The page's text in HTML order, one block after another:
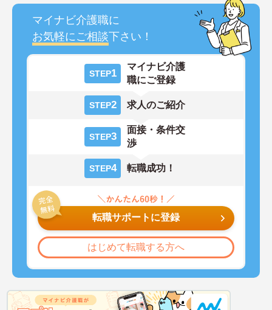
マイナビ介護職に
お気軽にご相談下さい！
STEP1
マイナビ介護
職にご登録
STEP2 求人のご紹介
STEP3
面接・条件交
渉
STEP4 転職成功！
転職サポートに登録
はじめて転職する方へ